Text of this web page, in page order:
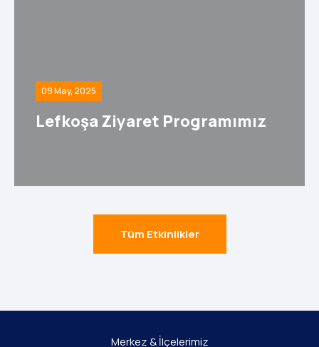
09 May, 2025
Lefkoşa Ziyaret Programımız
Tüm Etkinlikler
Merkez & İlçelerimiz